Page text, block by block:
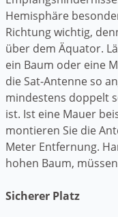
Hemisphäre
Richtung wichtig,
über dem Äquator.
ein Baum oder eine
die Sat-Antenne so
mindestens doppelt
ist. Ist eine Mauer
montieren Sie die
Meter Entfernung.
hohen Baum,
Sicherer Platz